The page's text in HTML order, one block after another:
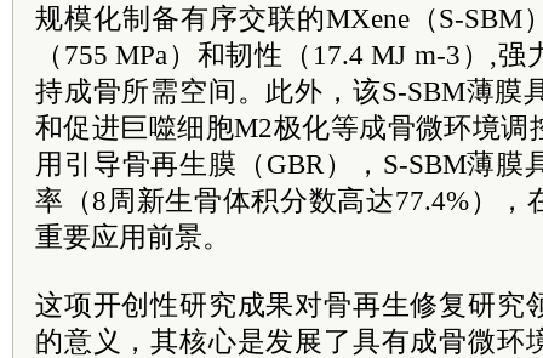
规模化制备有序交联的MXene（S-SBM
（755 MPa）和韧性（17.4 MJ m-3）,
持成骨所需空间。此外，该S-SBM薄膜
和促进巨噬细胞M2极化等成骨微环境调
用引导骨再生膜（GBR），S-SBM薄膜
率（8周新生骨体积分数高达77.4%），
重要应用前景。
这项开创性研究成果对骨再生修复研究
的意义，其核心是发展了具有成骨微环